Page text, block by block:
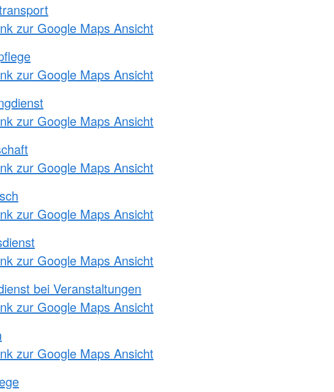
zur Google Maps Ansicht
zur Google Maps Ansicht
zur Google Maps Ansicht
zur Google Maps Ansicht
zur Google Maps Ansicht
zur Google Maps Ansicht
bei Veranstaltungen
zur Google Maps Ansicht
zur Google Maps Ansicht